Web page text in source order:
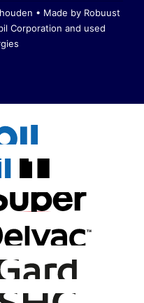
• Made by Robuust
Corporation and used